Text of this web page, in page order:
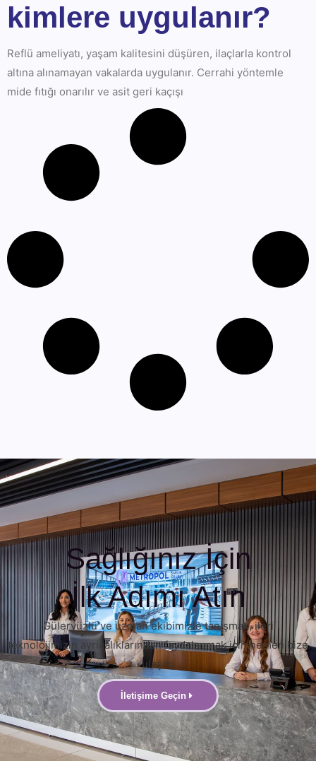
kimlere uygulanır?
Reflü ameliyatı, yaşam kalitesini düşüren, ilaçlarla kontrol
altına alınamayan vakalarda uygulanır. Cerrahi yöntemle
mide fıtığı onarılır ve asit geri kaçışı
Sağlığınız İçin
İlk Adımı Atın
Güleryüzlü ve uzman ekibimizle tanışmak, ileri
teknolojimizin ayrıcalıklarından faydalanmak için hemen bize
ulaşın.
İletişime Geçin